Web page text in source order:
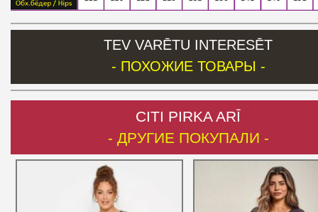
TEV VARĒTU INTERESĒT
- ПОХОЖИЕ ТОВАРЫ -
CITI PIRKA ARĪ
- ДРУГИЕ ПОКУПАЛИ -